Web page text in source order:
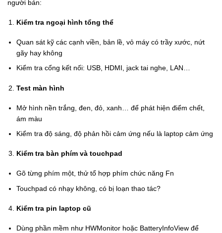
người bán:
Kiểm tra ngoại hình tổng thể
Quan sát kỹ các cạnh viền, bản lề, vỏ máy có trầy xước, nứt
gãy hay không
Kiểm tra cổng kết nối: USB, HDMI, jack tai nghe, LAN…
Test màn hình
Mở hình nền trắng, đen, đỏ, xanh… để phát hiện điểm chết,
ám màu
Kiểm tra độ sáng, độ phản hồi cảm ứng nếu là laptop cảm ứng
Kiểm tra bàn phím và touchpad
Gõ từng phím một, thử tổ hợp phím chức năng Fn
Touchpad có nhạy không, có bị loạn thao tác?
Kiểm tra pin laptop cũ
Dùng phần mềm như HWMonitor hoặc BatteryInfoView để